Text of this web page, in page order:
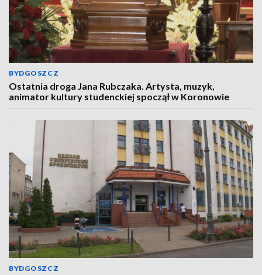
BYDGOSZCZ
Ostatnia droga Jana Rubczaka. Artysta, muzyk,
animator kultury studenckiej spoczął w Koronowie
BYDGOSZCZ